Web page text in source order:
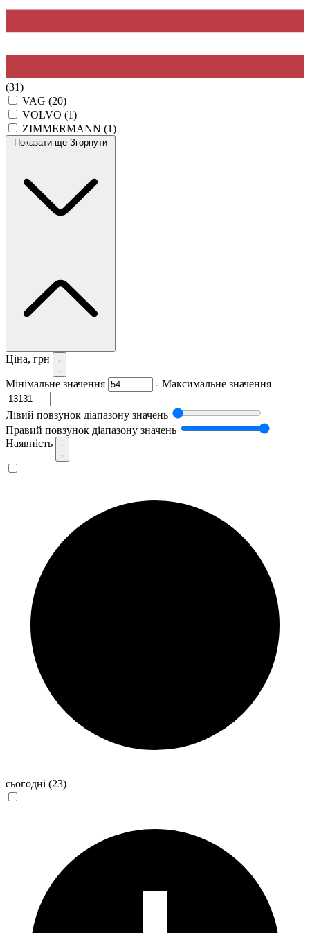
(31)
VAG (20)
VOLVO (1)
ZIMMERMANN (1)
Показати ще Згорнути
Ціна, грн
Мінімальне значення - Максимальне значення
Лівий повзунок діапазону значень
Правий повзунок діапазону значень
Наявність
сьогодні (23)